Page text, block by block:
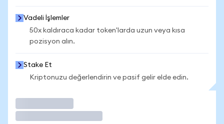
Vadeli İşlemler
50x kaldıraca kadar token'larda uzun veya kısa
pozisyon alın.
Stake Et
Kriptonuzu değerlendirin ve pasif gelir elde edin.